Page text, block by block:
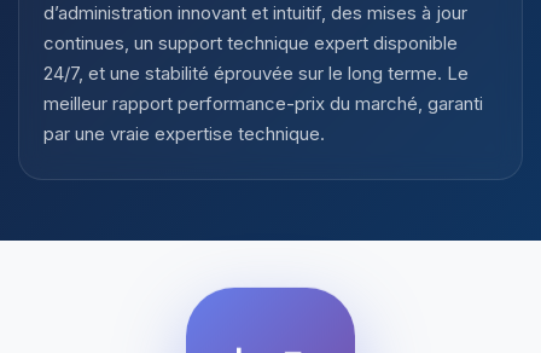
d’administration innovant et intuitif, des mises à jour
continues, un support technique expert disponible
24/7, et une stabilité éprouvée sur le long terme. Le
meilleur rapport performance-prix du marché, garanti
par une vraie expertise technique.